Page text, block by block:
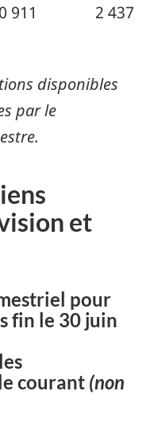
911 2 437
disponibles
par le
et
pour
fin le 30 juin
courant (non